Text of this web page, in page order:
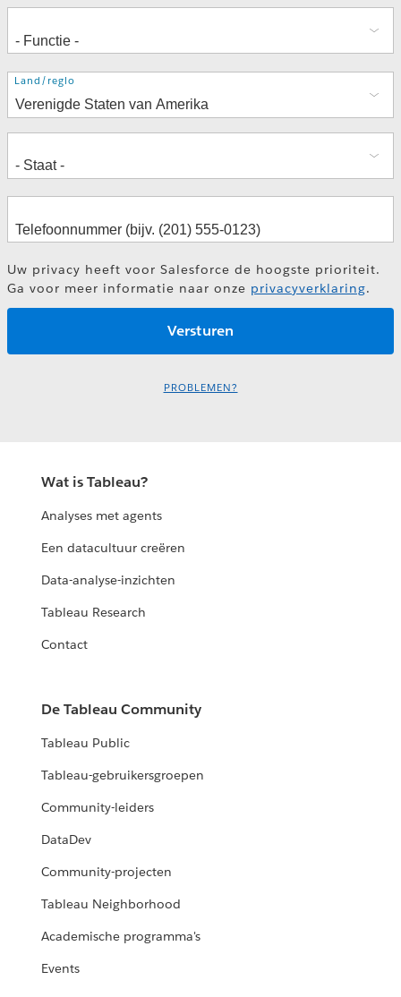
Adres
Land/regio
Uw privacy heeft voor Salesforce de hoogste prioriteit.
Ga voor meer informatie naar onze privacyverklaring.
PROBLEMEN?
Wat is Tableau?
Analyses met agents
Een datacultuur creëren
Data-analyse-inzichten
Tableau Research
Contact
De Tableau Community
Tableau Public
Tableau-gebruikersgroepen
Community-leiders
DataDev
Community-projecten
Tableau Neighborhood
Academische programma's
Events